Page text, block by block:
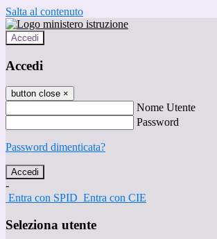
Salta al contenuto
Accedi
Accedi
button close ×
Nome Utente
Password
Password dimenticata?
-
Entra con SPID Entra con CIE
Seleziona utente